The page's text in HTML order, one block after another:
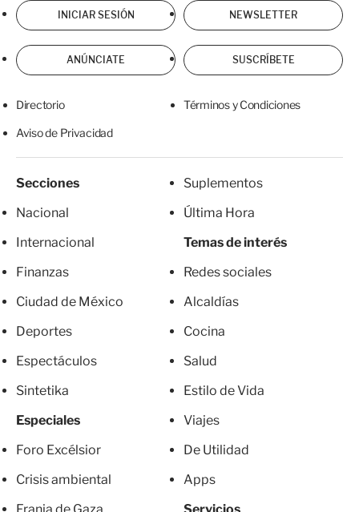
INICIAR SESIÓN NEWSLETTER
ANÚNCIATE SUSCRÍBETE
Directorio Términos y Condiciones
Aviso de Privacidad
Secciones
Nacional
Internacional
Finanzas
Ciudad de México
Deportes
Espectáculos
Sintetika
Especiales
Foro Excélsior
Crisis ambiental
Suplementos
Última Hora
Temas de interés
Redes sociales
Alcaldías
Cocina
Salud
Estilo de Vida
Viajes
De Utilidad
Apps